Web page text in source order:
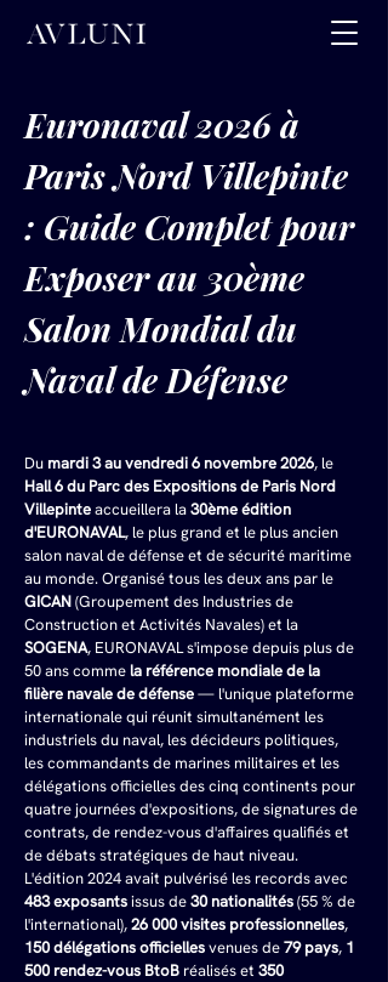
Euronaval 2026 à
Paris Nord Villepinte
: Guide Complet pour
Exposer au 30ème
Salon Mondial du
Naval de Défense
Du mardi 3 au vendredi 6 novembre 2026, le
Hall 6 du Parc des Expositions de Paris Nord
Villepinte accueillera la 30ème édition
d'EURONAVAL, le plus grand et le plus ancien
salon naval de défense et de sécurité maritime
au monde. Organisé tous les deux ans par le
GICAN (Groupement des Industries de
Construction et Activités Navales) et la
SOGENA, EURONAVAL s'impose depuis plus de
50 ans comme la référence mondiale de la
filière navale de défense — l'unique plateforme
internationale qui réunit simultanément les
industriels du naval, les décideurs politiques,
les commandants de marines militaires et les
délégations officielles des cinq continents pour
quatre journées d'expositions, de signatures de
contrats, de rendez-vous d'affaires qualifiés et
de débats stratégiques de haut niveau.
L'édition 2024 avait pulvérisé les records avec
483 exposants issus de 30 nationalités (55 % de
l'international), 26 000 visites professionnelles,
150 délégations officielles venues de 79 pays, 1
500 rendez-vous BtoB réalisés et 350